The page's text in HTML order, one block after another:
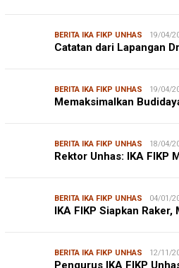
BERITA IKA FIKP UNHAS 19/04/
Catatan dari Lapangan
BERITA IKA FIKP UNHAS 19/04/
Memaksimalkan
BERITA IKA FIKP UNHAS 18/04/
Rektor Unhas: IKA FIKP
BERITA IKA FIKP UNHAS 04/01/
IKA FIKP Siapkan Raker,
BERITA IKA FIKP UNHAS 12/11/
Pengurus IKA FIKP